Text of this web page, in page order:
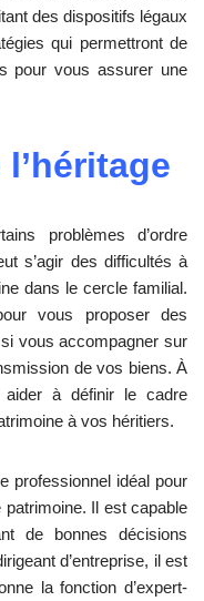
des dispositifs légaux
qui permettront de
pour vous assurer une
problèmes d’ordre
s’agir des difficultés à
dans le cercle familial.
vous proposer des
vous accompagner sur
de vos biens. À
à définir le cadre
à vos héritiers.
professionnel idéal pour
Il est capable
de bonnes décisions
d’entreprise, il est
la fonction d’expert-